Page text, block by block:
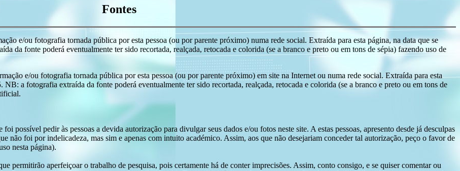
Fontes
e/ou fotografia tornada pública por esta pessoa (ou por parente próximo) numa rede social. Extraída para esta página, na data que se
da fonte poderá eventualmente ter sido recortada, realçada, retocada e colorida (se a branco e preto ou em tons de sépia) fazendo uso de
e/ou fotografia tornada pública por esta pessoa (ou por parente próximo) em site na Internet ou numa rede social. Extraída para esta
a fotografia extraída da fonte poderá eventualmente ter sido recortada, realçada, retocada e colorida (se a branco e preto ou em tons de
possível pedir às pessoas a devida autorização para divulgar seus dados e/ou fotos neste site. A estas pessoas, apresento desde já desculpas
não foi por indelicadeza, mas sim e apenas com intuito académico. Assim, aos que não desejariam conceder tal autorização, peço o favor de
nesta página).
permitirão aperfeiçoar o trabalho de pesquisa, pois certamente há de conter imprecisões. Assim, conto consigo, e se quiser comentar ou